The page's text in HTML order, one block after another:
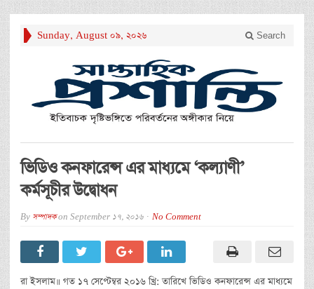
Sunday, August 09, 2026 Search
ভিডিও কনফারেন্স এর মাধ্যমে ‘কল্যাণী’
কর্মসূচীর উদ্বোধন
By সম্পাদকon September 17, 2016 No Comment
রা ইসলাম॥ গত ১৭ সেপ্টেম্বর ২০১৬ খ্রি: তারিখে ভিডিও কনফারেন্স এর মাধ্যমে